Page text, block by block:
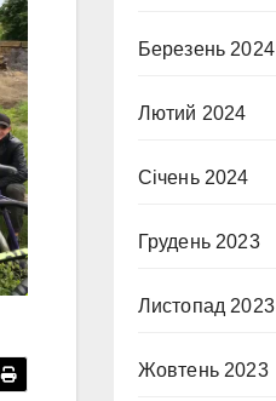
Березень 2024
Лютий 2024
Січень 2024
Грудень 2023
Листопад 2023
Жовтень 2023